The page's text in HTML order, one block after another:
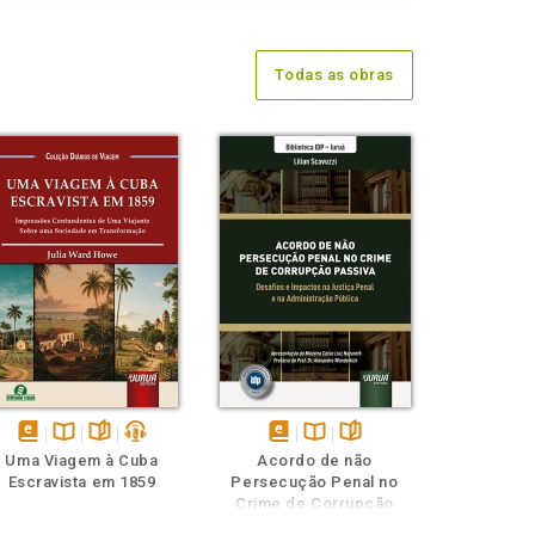
Todas as obras
disponível
em
Disponível
na
páginaspodcast
Uma Viagem à Cuba
Escravista em 1859
disponível
em
eBook
Disponível
na
B.V.
páginas
Acordo de não
Persecução Penal no
Crime de Corrupção